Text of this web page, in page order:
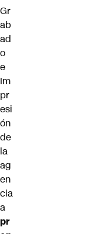
Gr
ab
ad
o
e
Im
pr
esi
ón
de
la
ag
en
cia
a
pr